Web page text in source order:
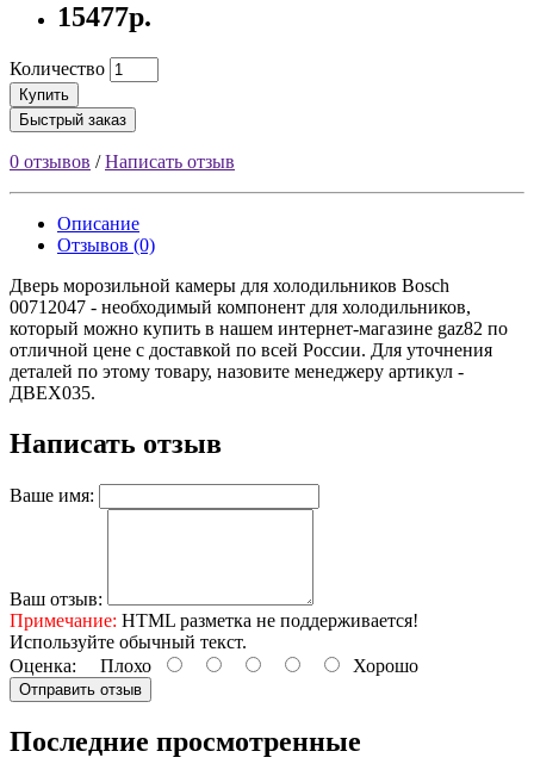
15477р.
Количество
Купить
Быстрый заказ
0 отзывов /Написать отзыв
Описание
Отзывов (0)
Дверь морозильной камеры для холодильников Bosch
00712047 - необходимый компонент для холодильников,
который можно купить в нашем интернет-магазине gaz82 по
отличной цене с доставкой по всей России. Для уточнения
деталей по этому товару, назовите менеджеру артикул -
ДВЕХ035.
Написать отзыв
Ваше имя:
Ваш отзыв:
Примечание: HTML разметка не поддерживается!
Используйте обычный текст.
Оценка: Плохо Хорошо
Отправить отзыв
Последние просмотренные